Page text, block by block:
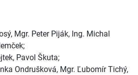
Mgr. Peter Piják, Ing. Michal
Pavol Škuta;
Ondrušková, Mgr. Ľubomír Tichý,